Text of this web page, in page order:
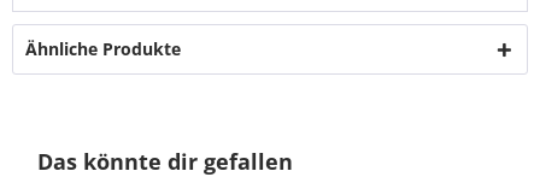
Ähnliche Produkte
Das könnte dir gefallen